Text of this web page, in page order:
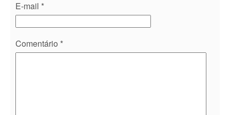
E-mail *
Comentário *